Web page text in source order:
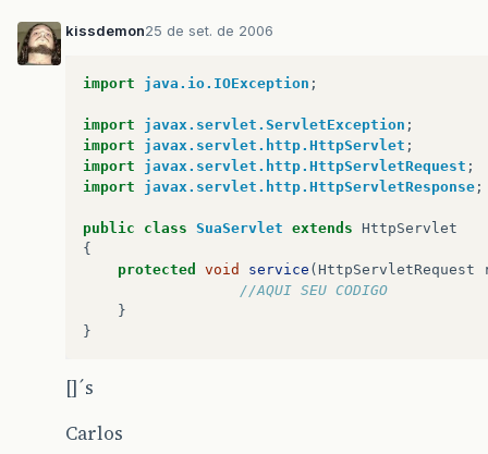
kissdemon25 de set. de 2006
import java.io.IOException ;
import javax.servlet.ServletException ;
import
javax.servlet.http.HttpServlet ;
import
javax.servlet.http.HttpServletRequest ;
import
javax.servlet.http.HttpServletResponse ;
public class SuaServlet extends HttpServlet
{
protected
void service (HttpServletRequest
//AQUI SEU CODIGO
}
}
[]´s
Carlos